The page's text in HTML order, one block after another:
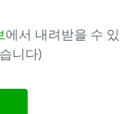
에서 내려받을 수 있
니다)